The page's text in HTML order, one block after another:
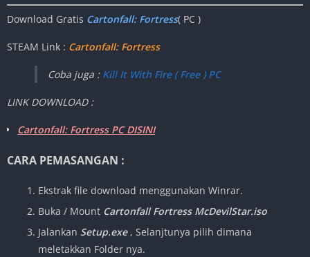
Download Gratis Cartonfall: Fortress( PC )
STEAM Link : Cartonfall: Fortress
Coba juga : Kill It With Fire ( Free ) PC
LINK DOWNLOAD :
Cartonfall: Fortress PC DISINI
CARA PEMASANGAN :
Ekstrak file download menggunakan Winrar.
Buka / Mount Cartonfall Fortress McDevilStar.iso
Jalankan Setup.exe, Selanjtunya pilih dimana
meletakkan Folder nya.